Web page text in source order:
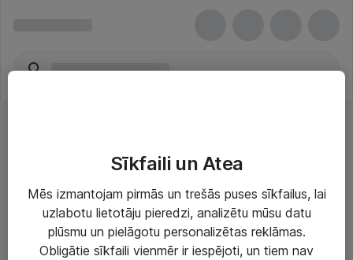
Risinājumi & Pakalpojumi
IT serviss un atbalsts
Sīkfaili un Atea
Mēs izmantojam pirmās un trešās puses sīkfailus, lai
uzlabotu lietotāju pieredzi, analizētu mūsu datu
plūsmu un pielāgotu personalizētas reklāmas.
Obligātie sīkfaili vienmēr ir iespējoti, un tiem nav